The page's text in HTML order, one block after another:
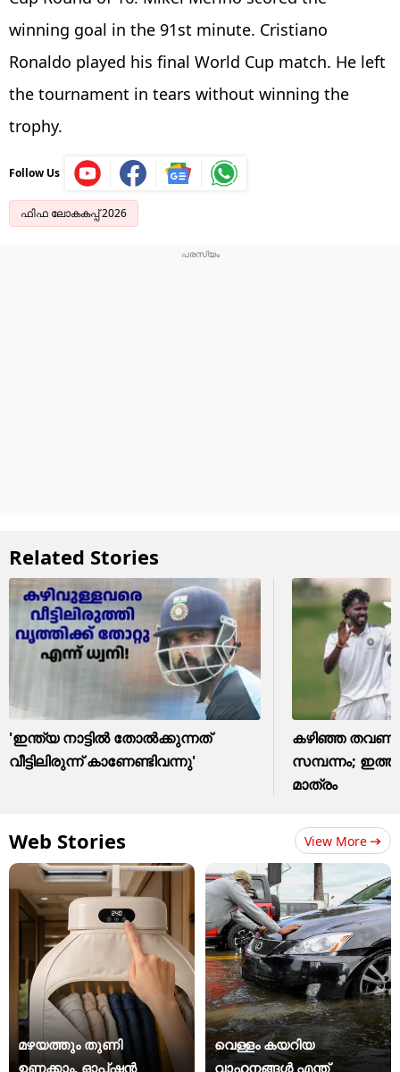
winning goal in the 91st minute. Cristiano
Ronaldo played his final World Cup match. He left
the tournament in tears without winning the
trophy.
Follow Us
ഫിഫ ലോകകപ്പ് 2026
Related Stories
'ഇന്ത്യ നാട്ടിൽ തോൽക്കുന്നത്
വീട്ടിലിരുന്ന് കാണേണ്ടിവന്നു'
കഴിഞ്ഞ തവണ
സമ്പന്നം;
മാത്രം
Web Stories View More
മഴയത്തും തുണി
ഉണക്കാം, ഓപ്ഷൻ
വെള്ളം കയറിയ
വാഹനങ്ങൾ എന്ത്